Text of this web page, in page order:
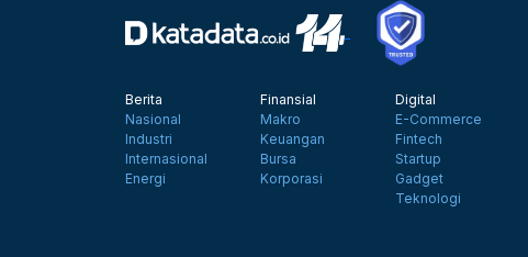
Berita
Nasional
Industri
Internasional
Energi
Finansial
Makro
Keuangan
Bursa
Korporasi
Digital
E-Commerce
Fintech
Startup
Gadget
Teknologi